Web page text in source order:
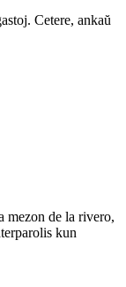
Cetere, ankaŭ
mezon de la rivero,
kun